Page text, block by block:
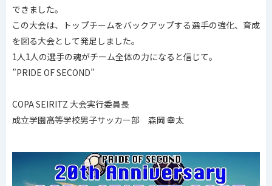
できました。
この大会は、トップチームをバックアップする選手の強化、育成
を図る大会として発足しました。
1人1人の選手の魂がチーム全体の力になると信じて。
”PRIDE OF SECOND”​
COPA SEIRITZ 大会実行委員長
成立学園高等学校男子サッカー部 森岡 幸太